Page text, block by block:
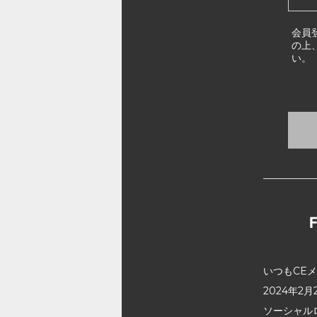
会員
の上
い。
いつもCE
2024年2月
ソーシャ